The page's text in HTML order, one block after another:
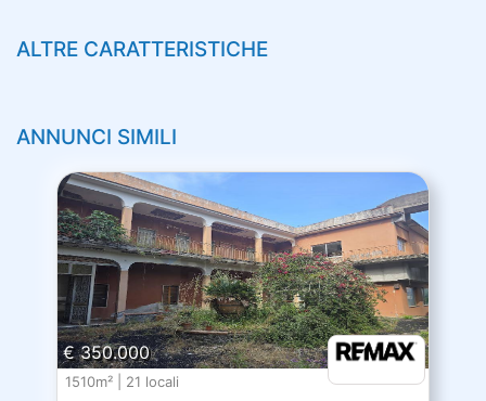
ALTRE CARATTERISTICHE
ANNUNCI SIMILI
€ 350.000
1510m² | 21 locali